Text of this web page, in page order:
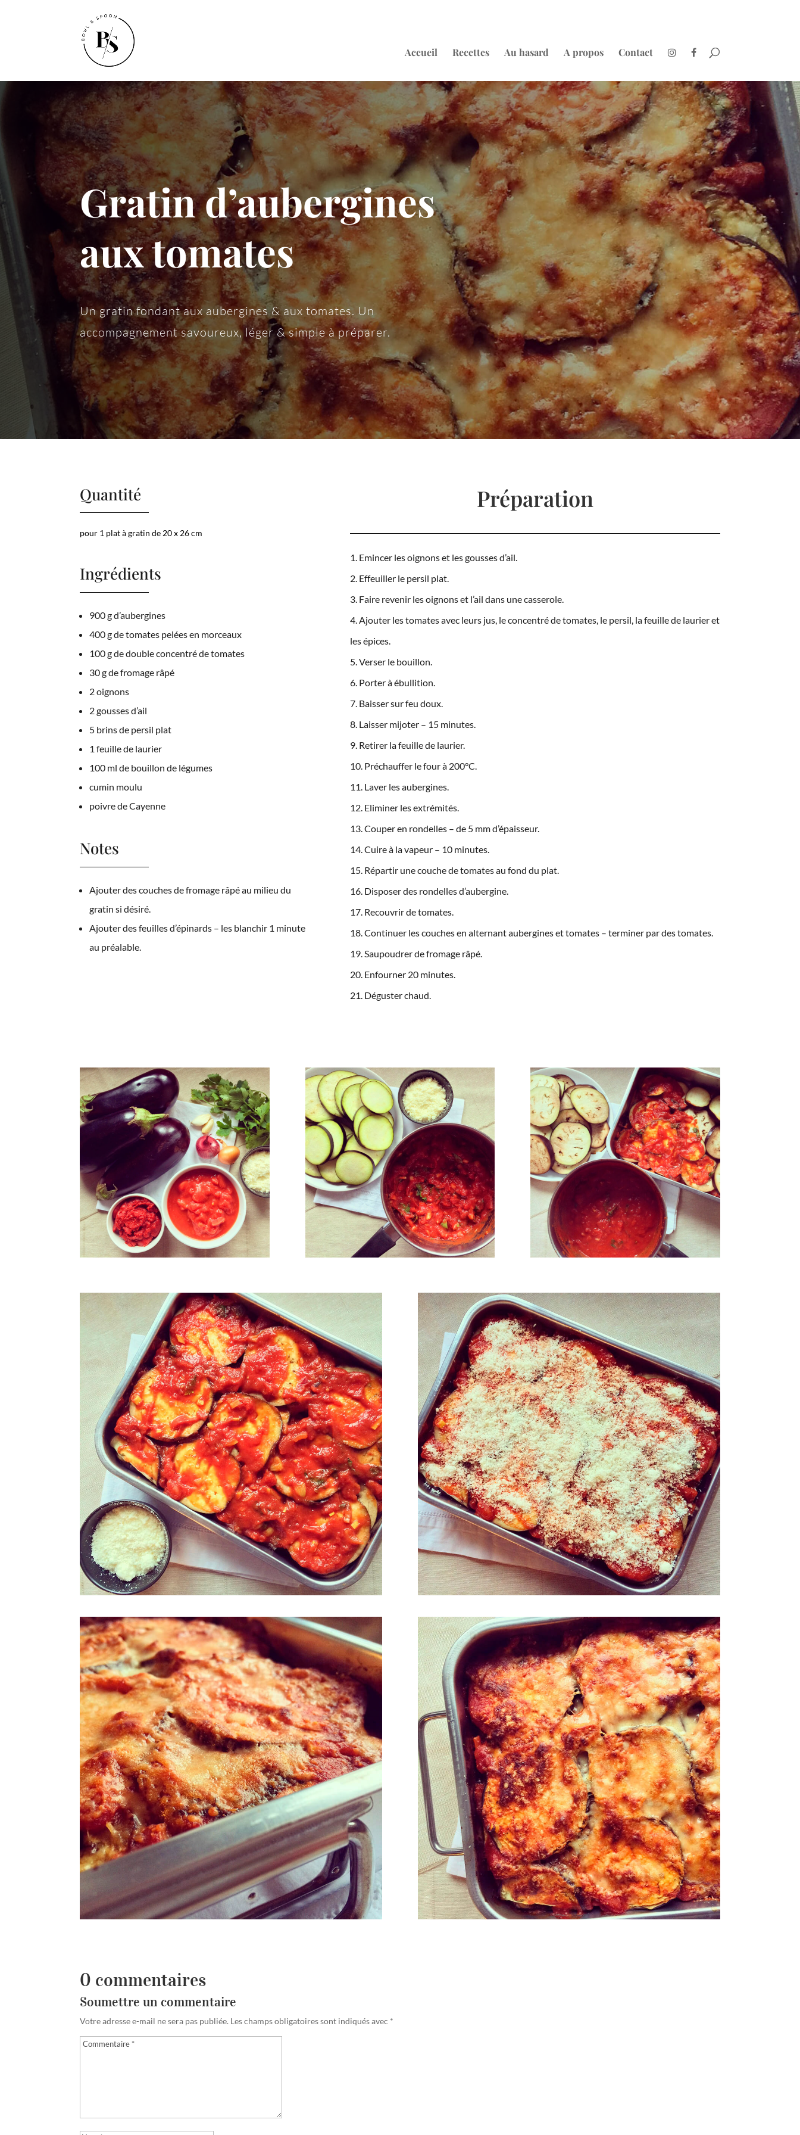
Accueil Recettes Au hasard A propos Contact
Gratin d’aubergines
aux tomates
Un gratin fondant aux aubergines & aux tomates. Un
accompagnement savoureux, léger & simple à préparer.
Quantité
pour 1 plat à gratin de 20 x 26 cm
Ingrédients
900 g d’aubergines
400 g de tomates pelées en morceaux
100 g de double concentré de tomates
30 g de fromage râpé
2 oignons
2 gousses d’ail
5 brins de persil plat
1 feuille de laurier
100 ml de bouillon de légumes
cumin moulu
poivre de Cayenne
Notes
Ajouter des couches de fromage râpé au milieu du
gratin si désiré.
Ajouter des feuilles d’épinards – les blanchir 1 minute
au préalable.
Préparation
Emincer les oignons et les gousses d’ail.
Effeuiller le persil plat.
Faire revenir les oignons et l’ail dans une casserole.
Ajouter les tomates avec leurs jus, le concentré de tomates, le persil, la feuille de laurier et
les épices.
Verser le bouillon.
Porter à ébullition.
Baisser sur feu doux.
Laisser mijoter – 15 minutes.
Retirer la feuille de laurier.
Préchauffer le four à 200°C.
Laver les aubergines.
Eliminer les extrémités.
Couper en rondelles – de 5 mm d’épaisseur.
Cuire à la vapeur – 10 minutes.
Répartir une couche de tomates au fond du plat.
Disposer des rondelles d’aubergine.
Recouvrir de tomates.
Continuer les couches en alternant aubergines et tomates – terminer par des tomates.
Saupoudrer de fromage râpé.
Enfourner 20 minutes.
Déguster chaud.
0 commentaires
Soumettre un commentaire
Votre adresse e-mail ne sera pas publiée. Les champs obligatoires sont indiqués avec *